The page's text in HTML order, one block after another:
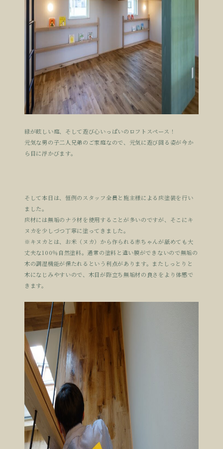
緑が眩しい庭、そして遊び心いっぱいのロフトスペース！
元気な男の子二人兄弟のご家庭なので、元気に遊び回る姿が今か
ら目に浮かびます。
そして本日は、恒例のスタッフ全員と施主様による床塗装を行い
ました。
床材には無垢のナラ材を使用することが多いのですが、そこにキ
ヌカを少しづつ丁寧に塗ってきました。
※キヌカとは、お米（ヌカ）から作られる赤ちゃんが舐めても大
丈夫な100％自然塗料。通常の塗料と違い膜ができないので無垢の
木の調湿機能が保たれるという利点があります。またしっとりと
木になじみやすいので、木目が際立ち無垢材の良さをより体感で
きます。